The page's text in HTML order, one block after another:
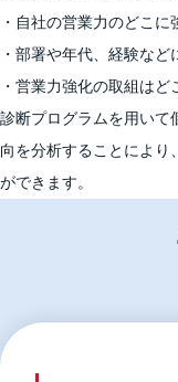
・自社の営業力のどこ
・部署や年代、経験な
・営業力強化の取組は
診断プログラムを用いて
向を分析することにより
ができます。